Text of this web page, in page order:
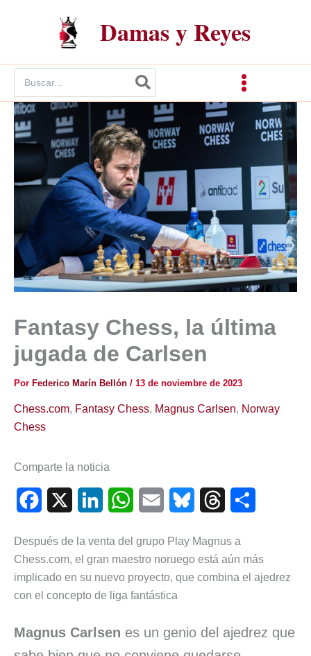
Damas y Reyes
por:
Fantasy Chess, la última
jugada de Carlsen
Por Federico Marín Bellón / 13 de noviembre de 2023
Chess.com, Fantasy Chess, Magnus Carlsen, Norway
Chess
Comparte la noticia
e
b
k
e
W
a
t
s
i
l
e e p
Después de la venta del grupo Play Magnus a
Chess.com, el gran maestro noruego está aún más
implicado en su nuevo proyecto, que combina el ajedrez
con el concepto de liga fantástica
Magnus Carlsen es un genio del ajedrez que